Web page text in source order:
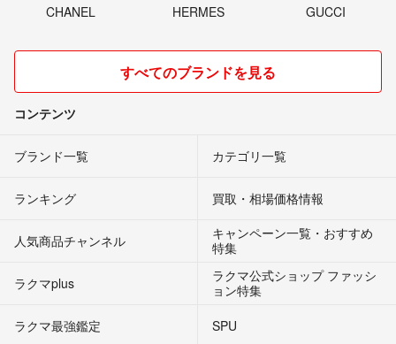
CHANEL HERMES GUCCI
すべてのブランドを見る
コンテンツ
ブランド一覧 カテゴリ一覧
ランキング 買取・相場価格情報
人気商品チャンネル
キャンペーン一覧・おすすめ
特集
ラクマplus
ラクマ公式ショップ ファッシ
ョン特集
ラクマ最強鑑定
SPU